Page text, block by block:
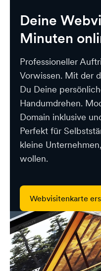
Deine
Minuten
Professioneller
Vorwissen. Mit der
Du Deine
Handumdrehen.
Domain inklusive
Perfekt für
kleine
wollen.
Webvisitenkarte